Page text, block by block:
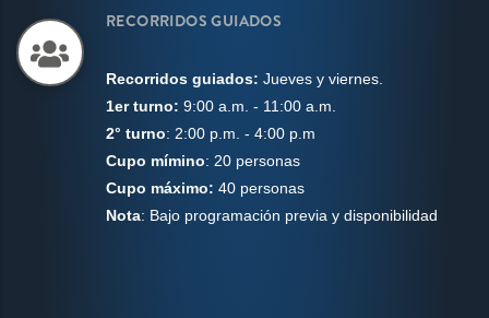
RECORRIDOS GUIADOS
Recorridos guiados: Jueves y viernes.
1er turno: 9:00 a.m. - 11:00 a.m.
2° turno: 2:00 p.m. - 4:00 p.m
Cupo mímino: 20 personas
Cupo máximo: 40 personas
Nota: Bajo programación previa y disponibilidad